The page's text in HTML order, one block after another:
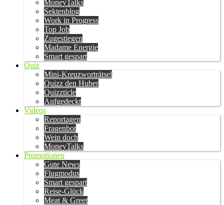
MoneyTalks
Sektenblog
Work in Progress
Top Job
Zugestiegen
Madame Energie
Smart gespart
Quiz
Mini-Kreuzworträtsel
Quizz den Huber
Quizzticle
Aufgedeckt
Videos
Reportagen
Fragenbot
Wein doch
MoneyTalks
Promotionen
Gute News
Flugmodus
Smart gespart
Reise-Glück
Meat & Greet